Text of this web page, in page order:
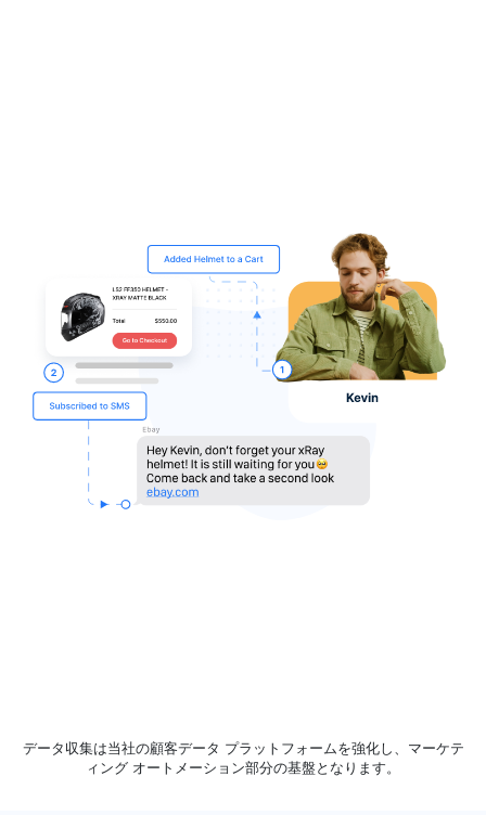
データ収集は当社の顧客データ プラットフォームを強化し、マーケテ
ィング オートメーション部分の基盤となります。